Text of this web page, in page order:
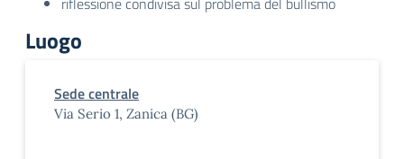
Luogo
Sede centrale
Via Serio 1, Zanica (BG)